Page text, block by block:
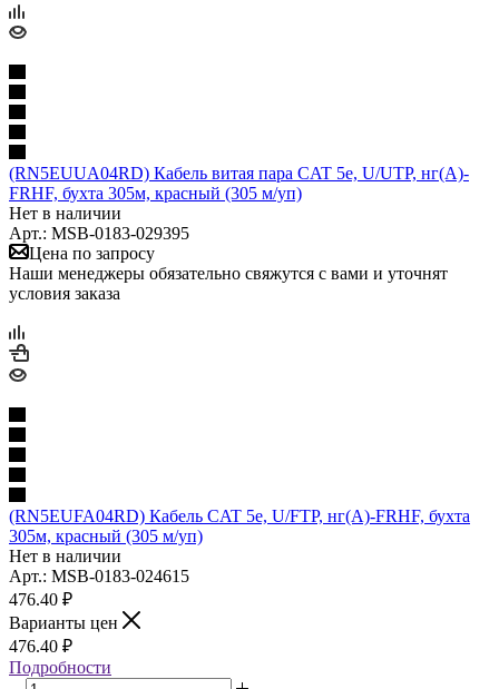
(RN5EUUA04RD) Кабель витая пара CAT 5е, U/UTP, нг(А)-
FRHF, бухта 305м, красный (305 м/уп)
Нет в наличии
Арт.: MSB-0183-029395
Цена по запросу
Наши менеджеры обязательно свяжутся с вами и уточнят
условия заказа
(RN5EUFA04RD) Кабель CAT 5е, U/FTP, нг(А)-FRHF, бухта
305м, красный (305 м/уп)
Нет в наличии
Арт.: MSB-0183-024615
476.40 ₽
Варианты цен
476.40 ₽
Подробности